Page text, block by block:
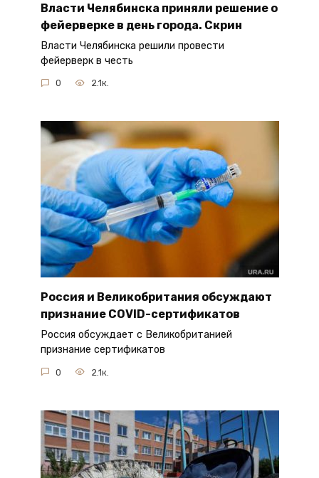
Власти Челябинска приняли решение о
фейерверке в день города. Скрин
Власти Челябинска решили провести
фейерверк в честь
0 2.1к.
Россия и Великобритания обсуждают
признание COVID-сертификатов
Россия обсуждает с Великобританией
признание сертификатов
0 2.1к.